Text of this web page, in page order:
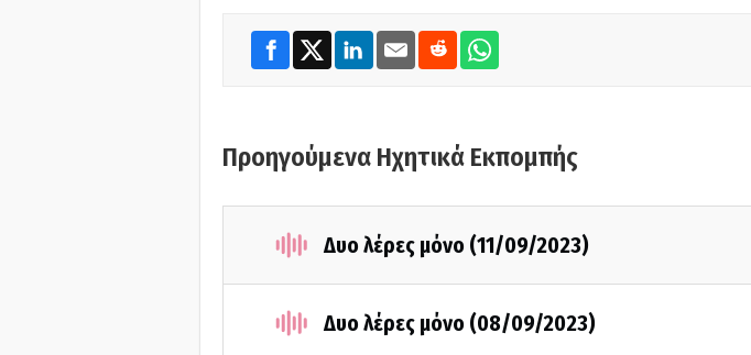
Προηγούμενα Ηχητικά Εκπομπής
Δυο λέρες μόνο (11/09/2023)
Δυο λέρες μόνο (08/09/2023)